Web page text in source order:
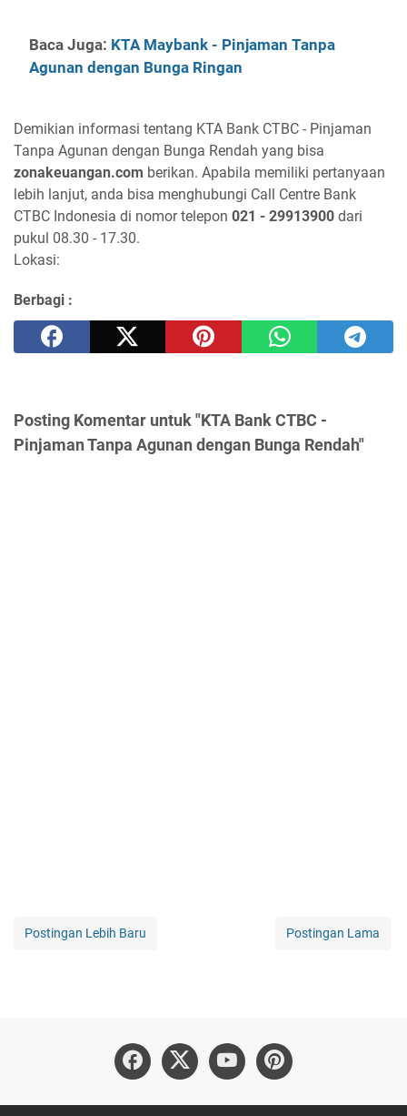
Baca Juga: KTA Maybank - Pinjaman Tanpa
Agunan dengan Bunga Ringan
Demikian informasi tentang KTA Bank CTBC - Pinjaman
Tanpa Agunan dengan Bunga Rendah yang bisa
zonakeuangan.com berikan. Apabila memiliki pertanyaan
lebih lanjut, anda bisa menghubungi Call Centre Bank
CTBC Indonesia di nomor telepon 021 - 29913900 dari
pukul 08.30 - 17.30.
Lokasi:
Berbagi :
Posting Komentar untuk "KTA Bank CTBC -
Pinjaman Tanpa Agunan dengan Bunga Rendah"
Postingan Lebih Baru Postingan Lama